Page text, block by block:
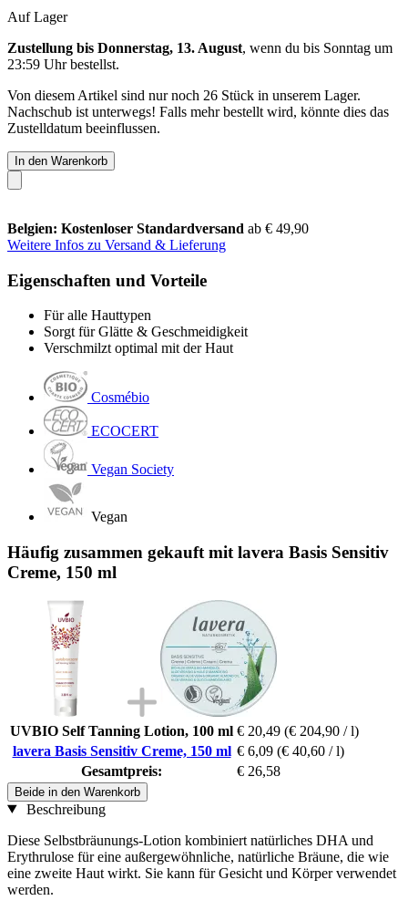
Auf Lager
Zustellung bis Donnerstag, 13. August, wenn du bis Sonntag um
23:59 Uhrbestellst.
Von diesem Artikel sind nur noch 26 Stück in unserem Lager.
Nachschub ist unterwegs! Falls mehr bestellt wird, könnte dies das
Zustelldatum beeinflussen.
In den Warenkorb
Belgien: Kostenloser Standardversand ab € 49,90
Weitere Infos zu Versand & Lieferung
Eigenschaften und Vorteile
Für alle Hauttypen
Sorgt für Glätte & Geschmeidigkeit
Verschmilzt optimal mit der Haut
Cosmébio
ECOCERT
Vegan Society
Vegan
Häufig zusammen gekauft mit lavera Basis Sensitiv
Creme, 150 ml
UVBIO Self Tanning Lotion, 100 ml € 20,49 (€ 204,90 / l)
lavera Basis Sensitiv Creme, 150 ml € 6,09 (€ 40,60 / l)
Gesamtpreis:
€ 26,58
Beide in den Warenkorb
Beschreibung
Diese Selbstbräunungs-Lotion kombiniert natürliches DHA und
Erythrulose für eine außergewöhnliche, natürliche Bräune, die wie
eine zweite Haut wirkt. Sie kann für Gesicht und Körper verwendet
werden.